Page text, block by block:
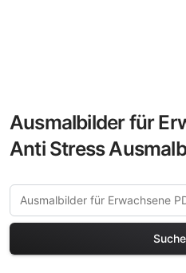
Ausmalbilder für
Anti Stress